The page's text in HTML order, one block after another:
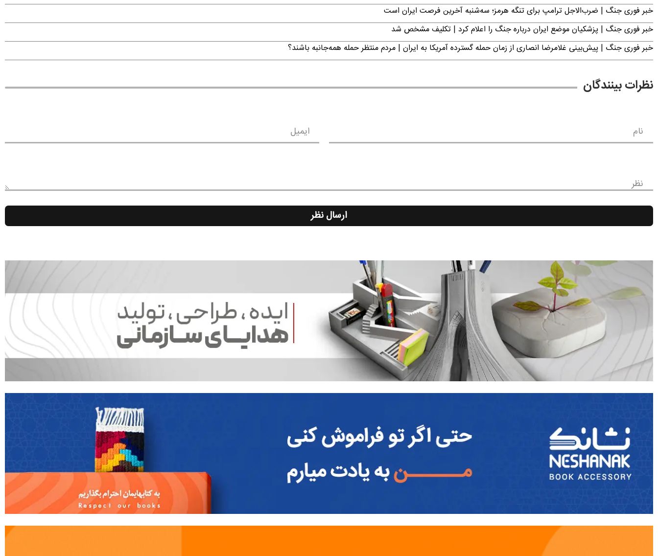
خبر فوری جنگ | ضرب‌الاجل ترامپ برای تنگه هرمز؛ سه‌شنبه آخرین فرصت ایران است
خبر فوری جنگ | پزشکیان موضع ایران درباره جنگ را اعلام کرد | تکلیف مشخص شد
خبر فوری جنگ | پیش‌بینی غلامرضا انصاری از زمان حمله گسترده آمریکا به ایران | مردم منتظر حمله همه‌جانبه باشند؟
نظرات بینندگان
نام ایمیل
نظر
ارسال نظر